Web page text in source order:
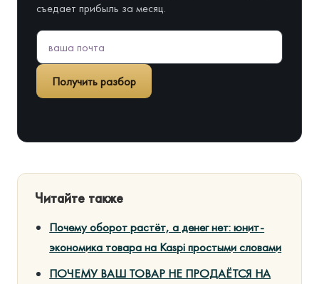
съедает прибыль за месяц.
Получить разбор
Читайте также
Почему оборот растёт, а денег нет: юнит-
экономика товара на Kaspi простыми словами
ПОЧЕМУ ВАШ ТОВАР НЕ ПРОДАЁТСЯ НА